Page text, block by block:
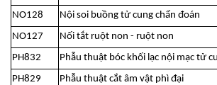
NO128
Nội soi buồng tử cung chẩn đoán
NO127
Nối tắt ruột non - ruột non
PH832
Phẫu thuật bóc khối lạc nội mạc tử
PH829
Phẫu thuật cắt âm vật phì đại